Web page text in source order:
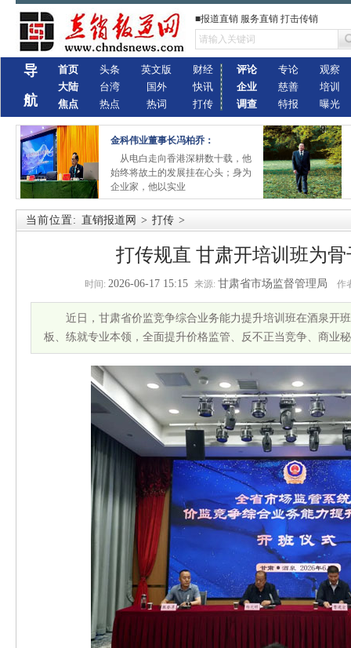
■报道直销 服务直销 打击传销
导
航
首页
大陆
焦点
头条
台湾
热点
英文版
国外
热词
财经
快讯
打传
评论
企业
调查
专论
慈善
特报
观察
培训
曝光
金科伟业董事长冯柏乔：
从电白走向香港深耕数十载，他
始终将故土的发展挂在心头；身为
企业家，他以实业
当前位置: 直销报道网 > 打传 >
打传规直 甘肃开培训班为骨
时间: 2026-06-17 15:15 来源: 甘肃省市场监督管理局 作
近日，甘肃省价监竞争综合业务能力提升培训班在酒泉
板、练就专业本领，全面提升价格监管、反不正当竞争、商业